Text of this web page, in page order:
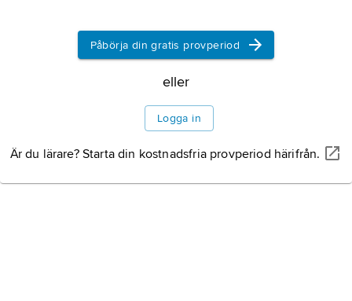
Påbörja din gratis provperiod
eller
Logga in
Är du lärare? Starta din kostnadsfria provperiod härifrån.